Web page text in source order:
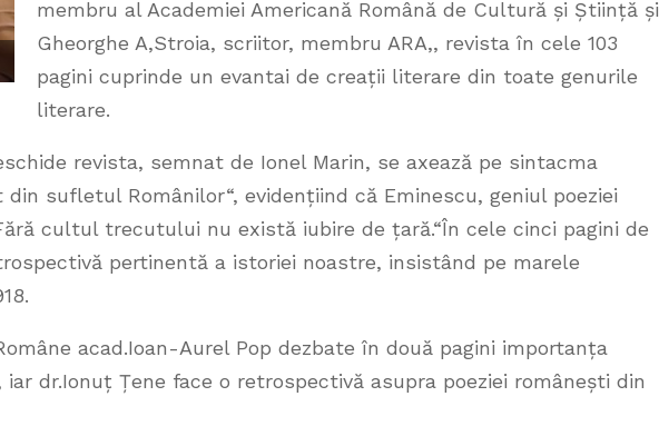
membru al Academiei Americană Română de Cultură și Știință și
Gheorghe A,Stroia, scriitor, membru ARA,, revista în cele 103
pagini cuprinde un evantai de creații literare din toate genurile
literare.
revista, semnat de Ionel Marin, se axează pe sintacma
din sufletul Românilor“, evidențiind că Eminescu, geniul poeziei
cultul trecutului nu există iubire de țară.“În cele cinci pagini de
pertinentă a istoriei noastre, insistând pe marele
acad.Ioan-Aurel Pop dezbate în două pagini importanța
dr.Ionuț Țene face o retrospectivă asupra poeziei românești din